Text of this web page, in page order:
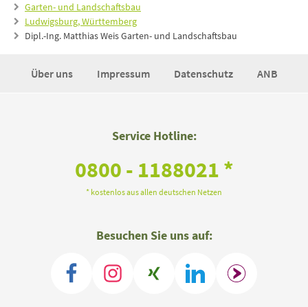
Garten- und Landschaftsbau
Ludwigsburg, Württemberg
Dipl.-Ing. Matthias Weis Garten- und Landschaftsbau
Über uns Impressum Datenschutz ANB
Service Hotline:
0800 - 1188021 *
* kostenlos aus allen deutschen Netzen
Besuchen Sie uns auf: